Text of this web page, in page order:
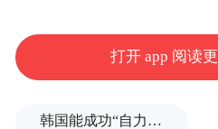
打开 app 阅读
韩国能成功“自力更生”吗？